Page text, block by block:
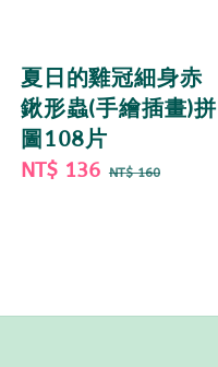
夏日的雞冠細身赤
鍬形蟲(手繪插畫)拼
圖108片
Sale
NT$ 136 Regular
NT$ 160